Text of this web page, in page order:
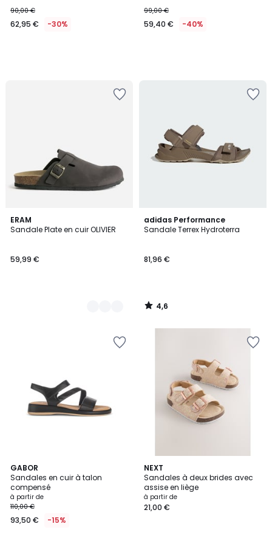
90,00 €
62,95 € -30%
99,00 €
59,40 € -40%
ERAM
Sandale Plate en cuir OLIVIER
59,99 €
4
Couleurs
adidas Performance
Sandale Terrex Hydroterra
81,96 €
4,6
/ 5
4,6
/
GABOR
Sandales en cuir à talon
compensé
à partir de
110,00 €
93,50 € -15%
6
Couleurs
NEXT
Sandales à deux brides avec
assise en liège
à partir de
21,00 €
5
Couleurs